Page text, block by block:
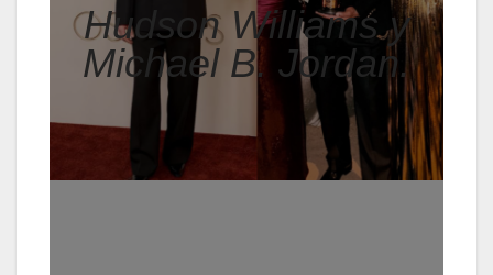
Hudson Williams y
Michael B. Jordan.